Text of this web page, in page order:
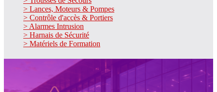
> Lances, Moteurs & Pompes
> Contrôle d'accès & Portiers
> Alarmes Intrusion
> Harnais de Sécurité
> Matériels de Formation